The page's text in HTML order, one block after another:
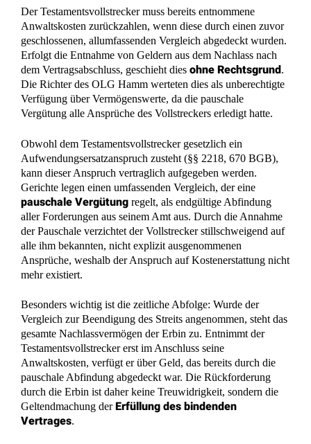
Der Testamentsvollstrecker muss bereits entnommene
Anwaltskosten zurückzahlen, wenn diese durch einen zuvor
geschlossenen, allumfassenden Vergleich abgedeckt wurden.
Erfolgt die Entnahme von Geldern aus dem Nachlass nach
dem Vertragsabschluss, geschieht dies ohne Rechtsgrund .
Die Richter des OLG Hamm werteten dies als unberechtigte
Verfügung über Vermögenswerte, da die pauschale
Vergütung alle Ansprüche des Vollstreckers erledigt hatte.
Obwohl dem Testamentsvollstrecker gesetzlich ein
Aufwendungsersatzanspruch zusteht (§§ 2218, 670 BGB),
kann dieser Anspruch vertraglich aufgegeben werden.
Gerichte legen einen umfassenden Vergleich, der eine
pauschale Vergütung regelt, als endgültige Abfindung
aller Forderungen aus seinem Amt aus. Durch die Annahme
der Pauschale verzichtet der Vollstrecker stillschweigend auf
alle ihm bekannten, nicht explizit ausgenommenen
Ansprüche, weshalb der Anspruch auf Kostenerstattung nicht
mehr existiert.
Besonders wichtig ist die zeitliche Abfolge: Wurde der
Vergleich zur Beendigung des Streits angenommen, steht das
gesamte Nachlassvermögen der Erbin zu. Entnimmt der
Testamentsvollstrecker erst im Anschluss seine
Anwaltskosten, verfügt er über Geld, das bereits durch die
pauschale Abfindung abgedeckt war. Die Rückforderung
durch die Erbin ist daher keine Treuwidrigkeit, sondern die
Geltendmachung derErfüllung des bindenden
Vertrages.